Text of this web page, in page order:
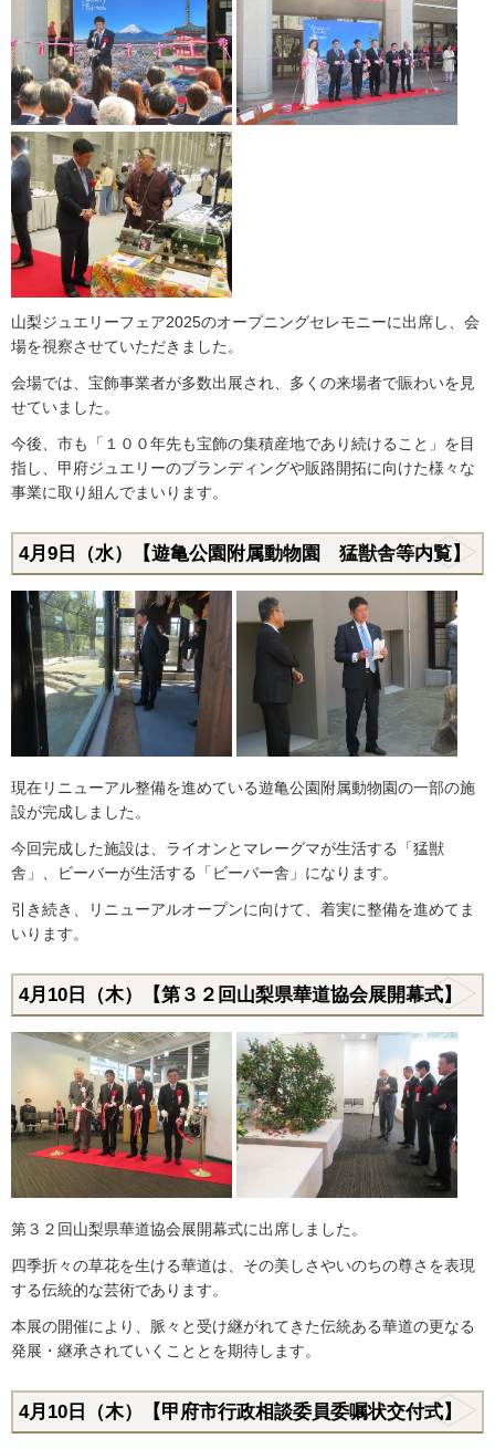
山梨ジュエリーフェア2025のオープニングセレモニーに出席し、会
場を視察させていただきました。
会場では、宝飾事業者が多数出展され、多くの来場者で賑わいを見
せていました。
今後、市も「１００年先も宝飾の集積産地であり続けること」を目
指し、甲府ジュエリーのブランディングや販路開拓に向けた様々な
事業に取り組んでまいります。
4月9日（水）【遊亀公園附属動物園 猛獣舎等内覧】
現在リニューアル整備を進めている遊亀公園附属動物園の一部の施
設が完成しました。
今回完成した施設は、ライオンとマレーグマが生活する「猛獣
舎」、ビーバーが生活する「ビーバー舎」になります。
引き続き、リニューアルオープンに向けて、着実に整備を進めてま
いります。
4月10日（木）【第３２回山梨県華道協会展開幕式】
第３２回山梨県華道協会展開幕式に出席しました。
四季折々の草花を生ける華道は、その美しさやいのちの尊さを表現
する伝統的な芸術であります。
本展の開催により、脈々と受け継がれてきた伝統ある華道の更なる
発展・継承されていくこととを期待します。
4月10日（木）【甲府市行政相談委員委嘱状交付式】